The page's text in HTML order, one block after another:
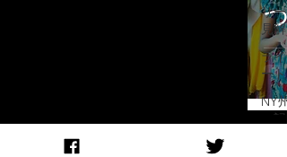
リー
見解
ライ
ート
NY
の